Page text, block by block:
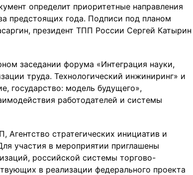
определит приоритетные направления
предстоящих года. Подписи под планом
президент ТПП России Сергей Катырин
заседании форума «Интеграция науки,
труда. Технологический инжиниринг» и
государство: модель будущего»,
работодателей и системы
стратегических инициатив и
участия в мероприятии приглашены
российской системы торгово-
в реализации федерального проекта